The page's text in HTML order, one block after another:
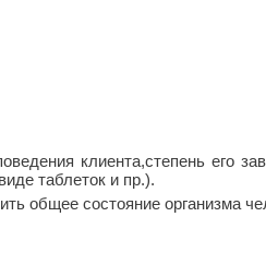
клиента,степень его
таблеток и пр.).
общее состояние организма